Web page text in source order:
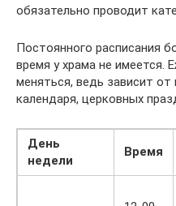
обязательно проводит
Постоянного расписания
время у храма не имеется.
меняться, ведь зависит
календаря, церковных
День
недели
Время